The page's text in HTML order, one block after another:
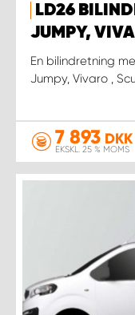
LD26
JUMPY,
En bilindretning
Jumpy, Vivaro ,
7 893 DKK
EKSKL. 25 % MOMS